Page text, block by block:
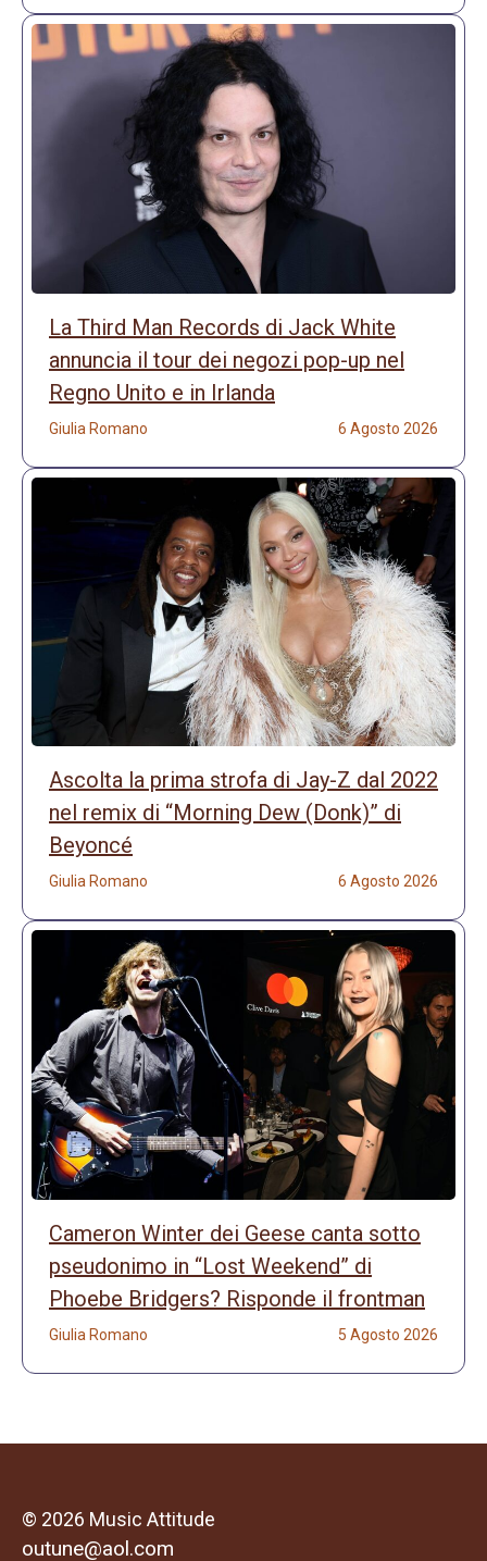
La Third Man Records di Jack White
annuncia il tour dei negozi pop-up nel
Regno Unito e in Irlanda
Giulia Romano 6 Agosto 2026
Ascolta la prima strofa di Jay-Z dal 2022
nel remix di “Morning Dew (Donk)” di
Beyoncé
Giulia Romano 6 Agosto 2026
Cameron Winter dei Geese canta sotto
pseudonimo in “Lost Weekend” di
Phoebe Bridgers? Risponde il frontman
Giulia Romano 5 Agosto 2026
© 2026 Music Attitude
outune@aol.com